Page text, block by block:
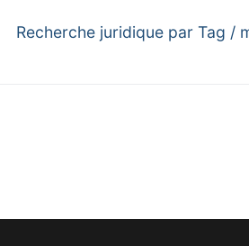
Next
Recherche juridique par Tag /